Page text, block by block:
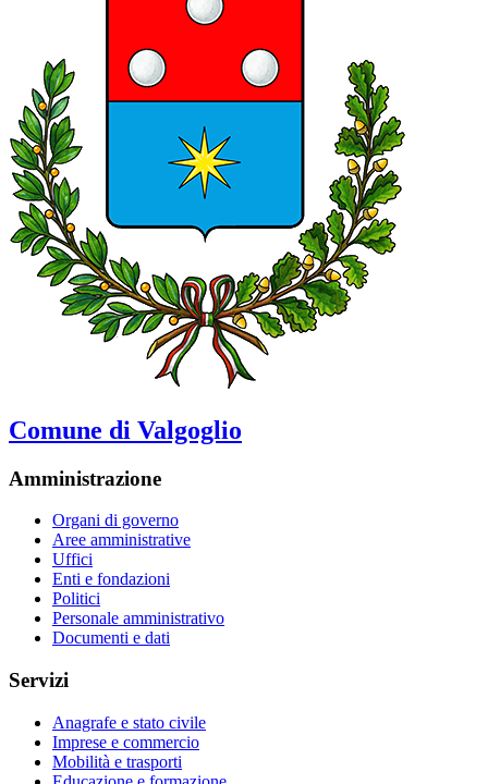
Comune di Valgoglio
Amministrazione
Organi di governo
Aree amministrative
Uffici
Enti e fondazioni
Politici
Personale amministrativo
Documenti e dati
Servizi
Anagrafe e stato civile
Imprese e commercio
Mobilità e trasporti